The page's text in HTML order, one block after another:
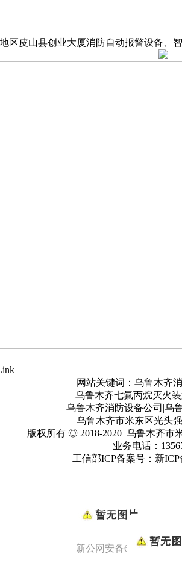
区皮山县创业大厦消防自动报警设备、
网站关键词：乌鲁木齐
乌鲁木齐七氟丙烷灭火
乌鲁木齐消防设备公司|乌
乌鲁木齐市米东区光头
版权所有 ◎ 2018-2020 乌鲁木齐市
业务电话：
工信部ICP备案号： 新ICP
新公网安备